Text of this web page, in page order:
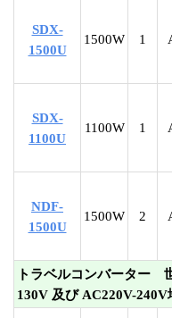
SDX-
1500U
1500W 1
SDX-
1100U
1100W 1
NDF-
1500U
1500W 2
トラベルコンバーター
130V 及び AC220V-240V